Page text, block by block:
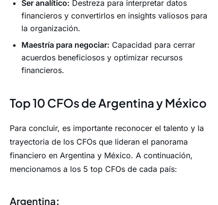
Ser analítico: Destreza para interpretar datos
financieros y convertirlos en insights valiosos para
la organización.
Maestría para negociar: Capacidad para cerrar
acuerdos beneficiosos y optimizar recursos
financieros.
Top 10 CFOs de Argentina y México
Para concluir, es importante reconocer el talento y la
trayectoria de los CFOs que lideran el panorama
financiero en Argentina y México. A continuación,
mencionamos a los 5 top CFOs de cada país:
Argentina: